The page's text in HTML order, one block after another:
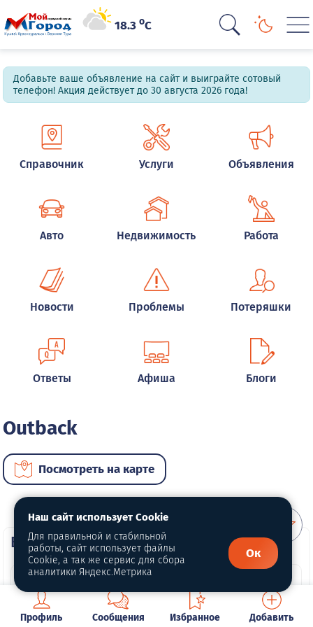
18.3oC
Добавьте ваше объявление на сайт и выиграйте сотовый
телефон! Акция действует до 30 августа 2026 года!
Справочник Услуги Объявления
Авто Недвижимость Работа
Новости Проблемы Потеряшки
Ответы Афиша Блоги
Outback
Посмотреть на карте
ВИП автомобили
Профиль Сообщения Избранное Добавить
Наш сайт использует Cookie
Для правильной и стабильной
работы, сайт использует файлы
Cookie, а так же сервис для сбора
аналитики Яндекс.Метрика
Ок